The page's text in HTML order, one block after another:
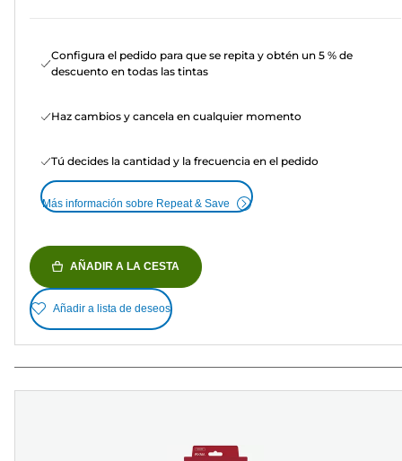
Configura el pedido para que se repita y obtén un 5 % de
descuento en todas las tintas
Haz cambios y cancela en cualquier momento
Tú decides la cantidad y la frecuencia en el pedido
Más información sobre Repeat & Save
AÑADIR A LA CESTA
Añadir a lista de deseos